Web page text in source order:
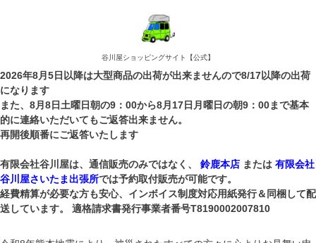
谷川屋ショッピングサイト【公式】
2026年8月5日以降は大型商品の出荷が出来ませんので8/17以降の出荷
になります
また、8月8日土曜日朝の9：00から8月17日月曜日の朝9：00まで基本
的に連絡いただいてもご返答出来ません。
再開後順番にご返答いたします
有限会社谷川屋は、通信販売のみではなく、 鈴鹿本店 または 有限会社
谷川屋さいたま出張所では予約取付販売が可能です。
経費精算が必要な方も安心、インボイス制度対応用紙発行＆同梱して配
送しています。 適格請求書発行事業者番号T8190002007810
キーワード
「検索」ボタンを押す
(ルーフボックス)シルバー系
(ルーフボックス)ブラック系
ルーフラック(かごみたいなタイプ)